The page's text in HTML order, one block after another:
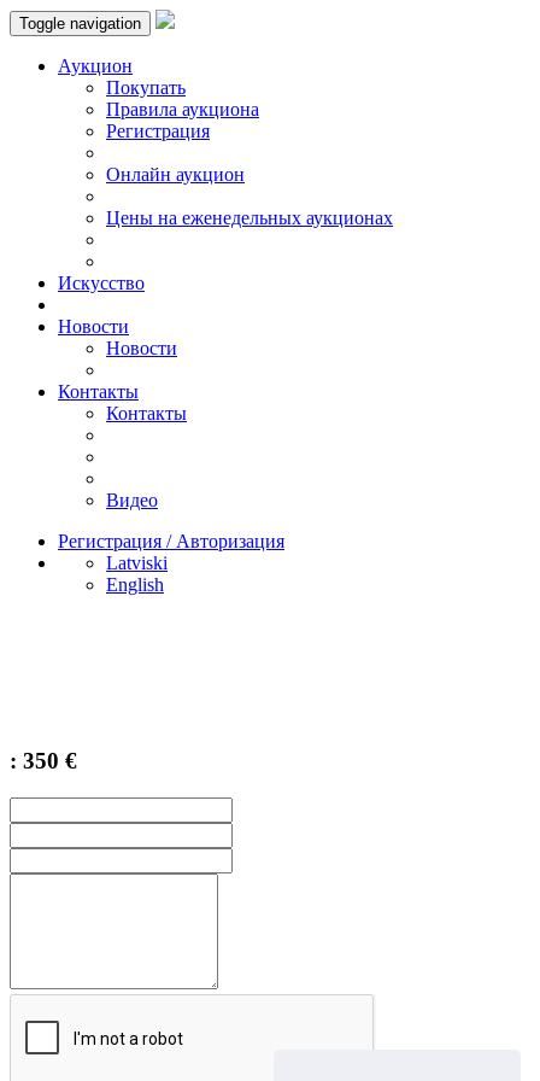
Toggle navigation
Аукцион
Пoкупать
Правила аукциона
Регистрация
Онлайн аукцион
Цены на еженедельных аукционах
Искусствo
Новости
Новости
Контакты
Контакты
Видео
Регистрация / Авторизация
Latviski
English
: 350 €